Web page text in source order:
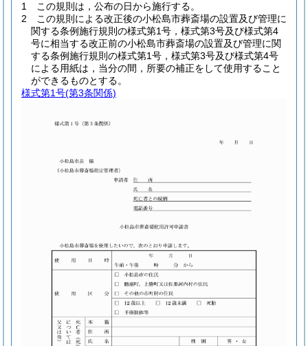
1
この規則は，公布の日から施行する。
2
この規則による改正後の小松島市葬斎場の設置及び管理に
関する条例施行規則の様式第1号，様式第3号及び様式第4
号に相当する改正前の小松島市葬斎場の設置及び管理に関
する条例施行規則の様式第1号，様式第3号及び様式第4号
による用紙は，当分の間，所要の補正をして使用すること
ができるものとする。
様式第1号(第3条関係)